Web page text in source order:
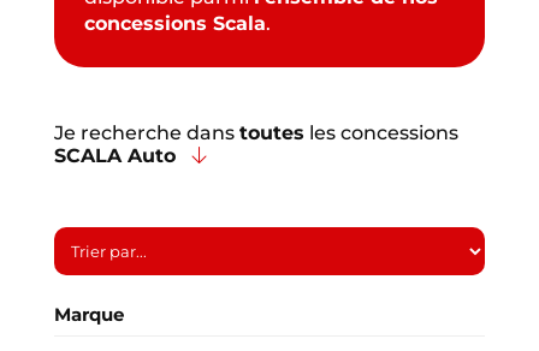
concessions Scala.
Je recherche dans toutes les concessions
SCALA Auto
Marque